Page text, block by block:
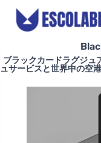
ブラックカードラグジュ
ュサービスと世界中の空